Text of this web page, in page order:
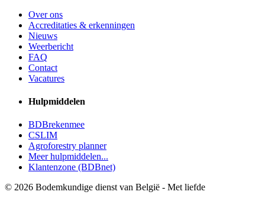
Over ons
Accreditaties & erkenningen
Nieuws
Weerbericht
FAQ
Contact
Vacatures
Hulpmiddelen
BDBrekenmee
CSLIM
Agroforestry planner
Meer hulpmiddelen...
Klantenzone (BDBnet)
© 2026 Bodemkundige dienst van België - Met liefde